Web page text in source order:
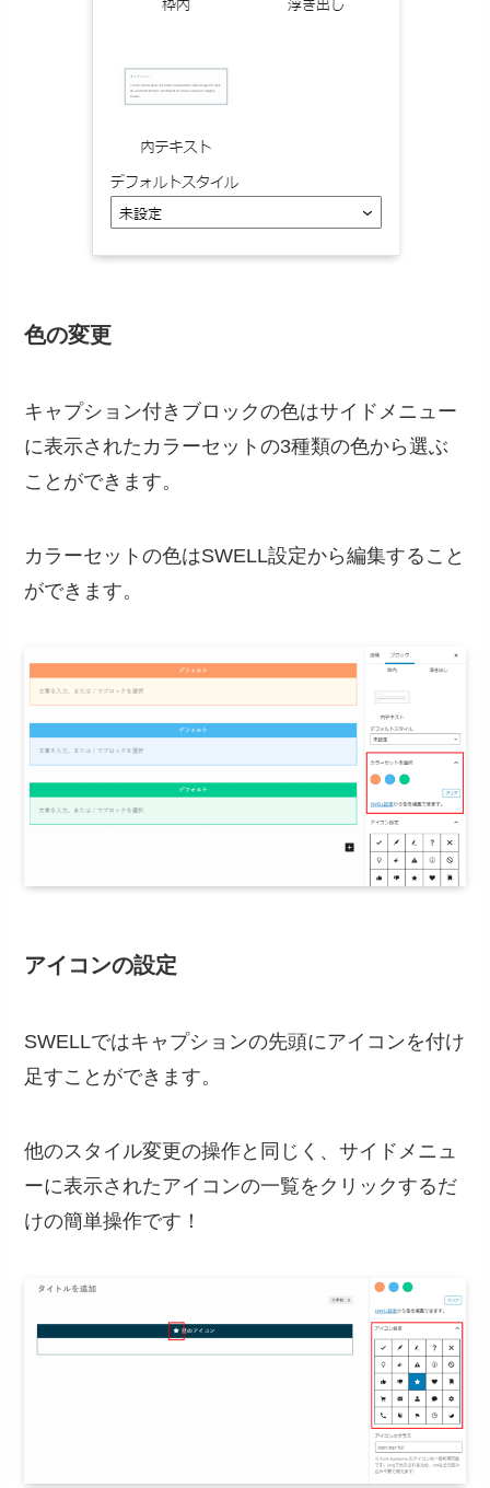
色の変更
キャプション付きブロックの色はサイドメニュー
に表示されたカラーセットの3種類の色から選ぶ
ことができます。
カラーセットの色はSWELL設定から編集すること
ができます。
アイコンの設定
SWELLではキャプションの先頭にアイコンを付け
足すことができます。
他のスタイル変更の操作と同じく、サイドメニュ
ーに表示されたアイコンの一覧をクリックするだ
けの簡単操作です！